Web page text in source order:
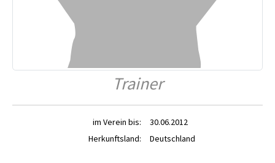
Trainer
im Verein bis:
30.06.2012
Herkunftsland:
Deutschland